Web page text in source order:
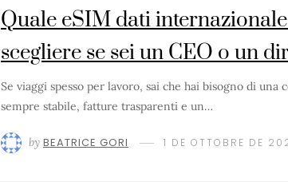
Quale eSIM dati
scegliere se sei un CEO o un
Se viaggi spesso per lavoro, sai che hai bisogno di una
sempre stabile, fatture trasparenti e un…
by BEATRICE GORI 1 DE OTTOBRE DE